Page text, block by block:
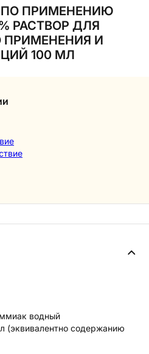
ПРИМЕНЕНИЮ
РАСТВОР ДЛЯ
И
100 МЛ
водный
(эквивалентно содержанию